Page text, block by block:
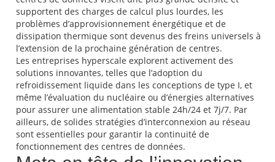
supportent des charges de calcul plus lourdes, les
problèmes d’approvisionnement énergétique et de
dissipation thermique sont devenus des freins universels à
l’extension de la prochaine génération de centres.
Les entreprises hyperscale explorent activement des
solutions innovantes, telles que l’adoption du
refroidissement liquide dans les conceptions de type I, et
même l’évaluation du nucléaire ou d’énergies alternatives
pour assurer une alimentation stable 24h/24 et 7j/7. Par
ailleurs, de solides stratégies d’interconnexion au réseau
sont essentielles pour garantir la continuité de
fonctionnement des centres de données.